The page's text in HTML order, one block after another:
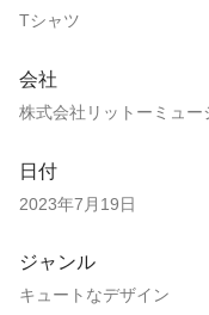
Tシャツ
会社
株式会社リットーミュー
日付
2023年7月19日
ジャンル
キュートなデザイン